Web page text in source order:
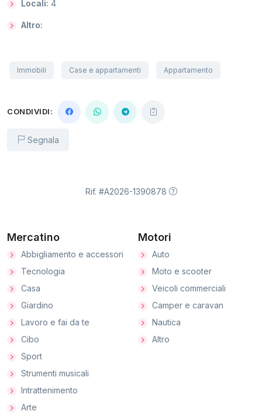
Locali: 4
Altro:
Immobili Case e appartamenti Appartamento
CONDIVIDI:
Segnala
Rif. #A2026-1390878
Mercatino
Abbigliamento e accessori
Tecnologia
Casa
Giardino
Lavoro e fai da te
Cibo
Sport
Strumenti musicali
Intrattenimento
Arte
Motori
Auto
Moto e scooter
Veicoli commerciali
Camper e caravan
Nautica
Altro